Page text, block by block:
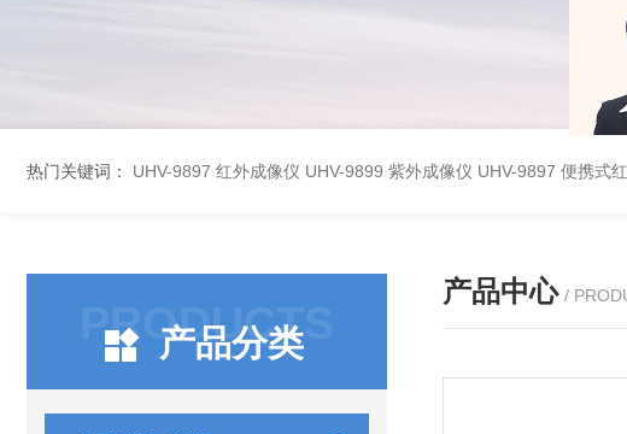
热门关键词： UHV-9897 红外成像仪 UHV-9899 紫外成像仪 UHV-9897 便携式
PRODUCTS
产品分类
产品中心 /